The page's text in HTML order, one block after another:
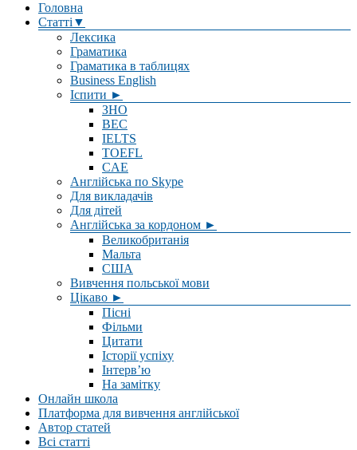
Головна
Статті▼
Лексика
Граматика
Граматика в таблицях
Business English
Іспити ►
ЗНО
BEC
IELTS
TOEFL
CAE
Англійська по Skype
Для викладачів
Для дітей
Англійська за кордоном ►
Великобританія
Мальта
США
Вивчення польської мови
Цікаво ►
Пісні
Фільми
Цитати
Історії успіху
Інтерв’ю
На замітку
Онлайн школа
Платформа для вивчення англійської
Автор статей
Всі статті